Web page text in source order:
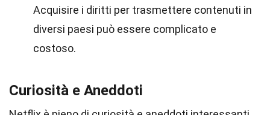
Acquisire i diritti per trasmettere contenuti in
diversi paesi può essere complicato e
costoso.
Curiosità e Aneddoti